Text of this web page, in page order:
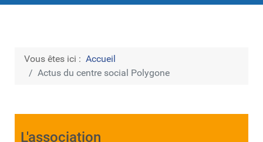
Vous êtes ici : Accueil
Actus du centre social Polygone
L'association